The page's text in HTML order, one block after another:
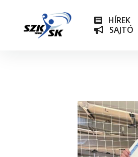
HÍREK
SAJTÓ